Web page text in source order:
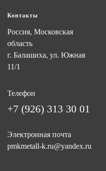
Контакты
Россия, Московская
область
г. Балашиха, ул. Южная
11/1
Телефон
+7 (926) 313 30 01
Электронная почта
pmkmetall-k.ru@yandex.ru